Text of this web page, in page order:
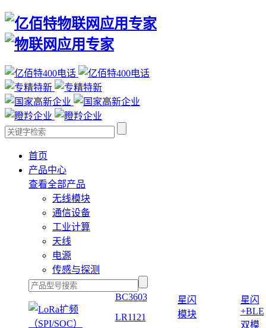
首页
产品中心
查看全部产品
无线模块
通信设备
工业计算
天线
电源
传感与探测
BC3603
LR1121
星闪
模块
星闪
+BLE
双模